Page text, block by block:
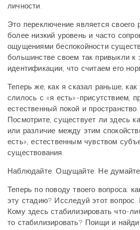
личности.
Это переключение является
более низкий уровень и часто
ощущениями беспокойности
большинстве своем так привыкли к
идентификации, что считаем его
Теперь же, как я сказал раньше, как
слилось с «я есть»-присутствием,
естественный покой и
Посмотрите, существует ли здесь
или различие между этим
есть», естественным чувством
существования.
Наблюдайте. Ощущайте. Не
Теперь по поводу твоего вопроса:
эту стадию? Исследуй этот вопрос.
Кому здесь стабилизировать что-
то стабилизировать? Поищи и найди.